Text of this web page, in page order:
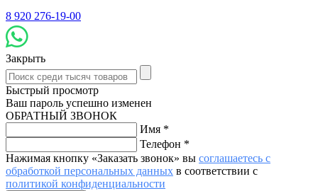
8 920 276-19-00
Закрыть
Быстрый просмотр
Ваш пароль успешно изменен
ОБРАТНЫЙ ЗВОНОК
Имя *
Телефон *
Нажимая кнопку «Заказать звонок» вы соглашаетесь с
обработкой персональных данных в соответствии с
политикой конфиденциальности